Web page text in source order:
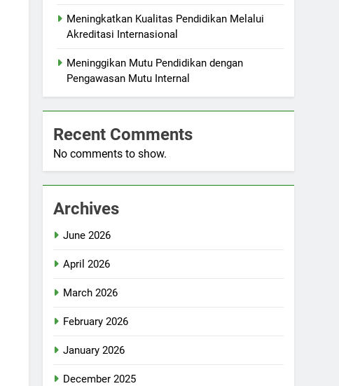
Meningkatkan Kualitas Pendidikan Melalui
Akreditasi Internasional
Meninggikan Mutu Pendidikan dengan
Pengawasan Mutu Internal
Recent Comments
No comments to show.
Archives
June 2026
April 2026
March 2026
February 2026
January 2026
December 2025